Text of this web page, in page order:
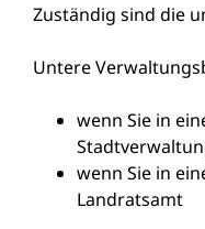
Zuständig sind die
Untere
wenn Sie in
wenn Sie in
Landratsamt